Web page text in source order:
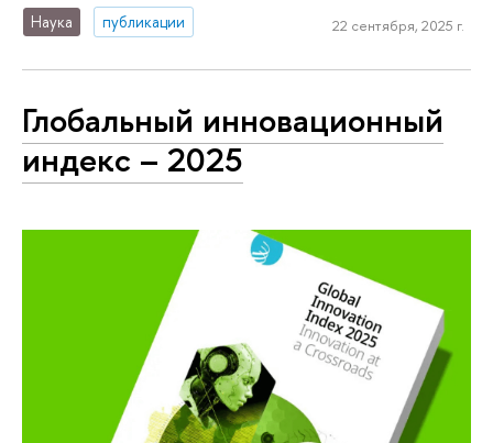
Наука публикации 22 сентября, 2025 г.
Глобальный инновационный
индекс – 2025